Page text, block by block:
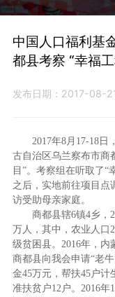
中国人口福利基
都县考察 “幸福
发布日期：2017-08-
2017年8月 17-18日
古自治区乌兰察布市商
目 ”。考察组在听取了“
之后，实地前往项目点
访受助母亲家庭。
商都县辖6镇4乡，
万人，其中，农业人口
级贫困县。 2016年，内
商都县向我会申请“老
金45万元，帮扶45户计
准扶贫户12户。 2016年